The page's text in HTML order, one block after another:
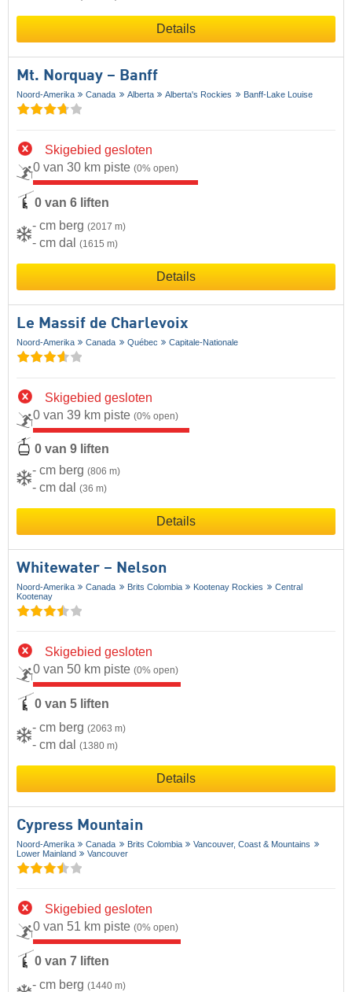
Details
Mt. Norquay – Banff
Noord-Amerika Canada Alberta Alberta's Rockies Banff-Lake Louise
Skigebied gesloten
0 van 30 km piste (0% open)
0 van 6 liften
- cm berg (2017 m)
- cm dal (1615 m)
Details
Le Massif de Charlevoix
Noord-Amerika Canada Québec Capitale-Nationale
Skigebied gesloten
0 van 39 km piste (0% open)
0 van 9 liften
- cm berg (806 m)
- cm dal (36 m)
Details
Whitewater – Nelson
Noord-Amerika Canada Brits Colombia Kootenay Rockies
Central
Kootenay
Skigebied gesloten
0 van 50 km piste (0% open)
0 van 5 liften
- cm berg (2063 m)
- cm dal (1380 m)
Details
Cypress Mountain
Noord-Amerika Canada Brits Colombia
Vancouver, Coast & Mountains
Lower Mainland
Vancouver
Skigebied gesloten
0 van 51 km piste (0% open)
0 van 7 liften
- cm berg (1440 m)